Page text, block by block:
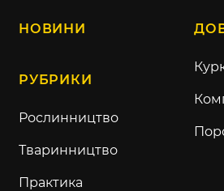
НОВИНИ
РУБРИКИ
Рослинництво
Тваринництво
Практика